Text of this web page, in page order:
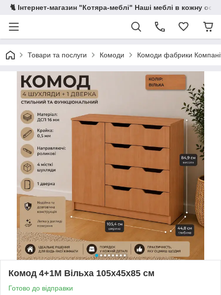
🐈 Інтернет-магазин "Котяра-меблі" Наші меблі в кожну
Товари та послуги Комоди Комоди фабрики
Комод 4+1М Вільха 105х45х85 см
Готово до відправки